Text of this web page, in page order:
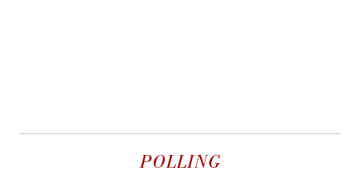
POLLING